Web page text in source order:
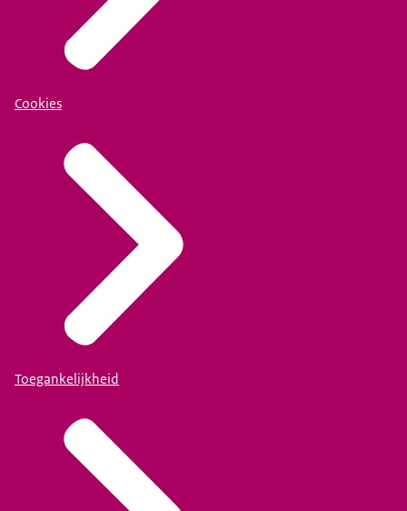
Cookies
Toegankelijkheid